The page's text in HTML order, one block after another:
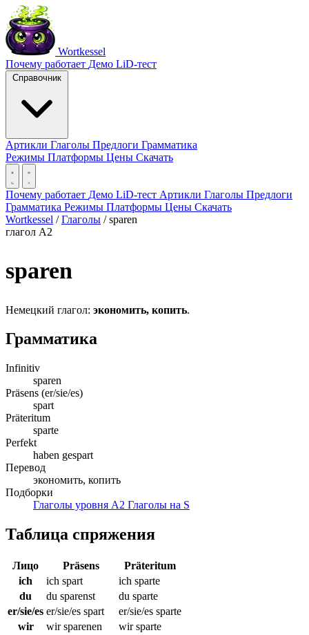
Wortkessel
Почему работает Демо LiD-тест
Справочник
Артикли Глаголы Предлоги Грамматика
Режимы Платформы Цены Скачать
Почему работает Демо LiD-тест Артикли Глаголы Предлоги
Грамматика Режимы Платформы Цены Скачать
Wortkessel / Глаголы / sparen
глагол A2
sparen
Немецкий глагол: экономить, копить.
Грамматика
Infinitiv
sparen
Präsens (er/sie/es)
spart
Präteritum
sparte
Perfekt
haben gespart
Перевод
экономить, копить
Подборки
Глаголы уровня A2 Глаголы на S
Таблица спряжения
Лицо Präsens
Präteritum
ich
ich spart
ich sparte
du
du sparenst
du sparte
er/sie/es er/sie/es spart
er/sie/es sparte
wir
wir sparenen
wir sparte